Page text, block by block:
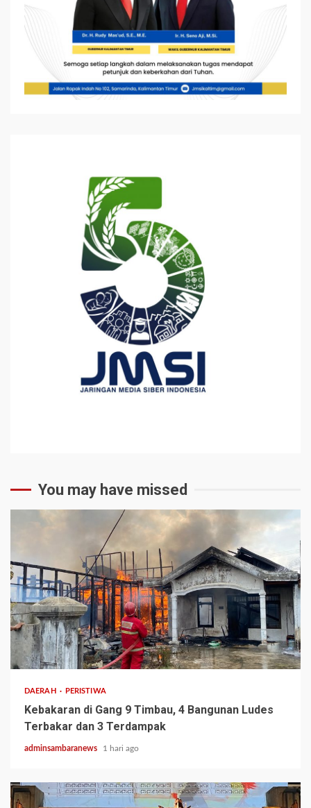
You may have missed
2 min read
DAERAH PERISTIWA
Kebakaran di Gang 9 Timbau, 4 Bangunan Ludes
Terbakar dan 3 Terdampak
adminsambaranews 1 hari ago